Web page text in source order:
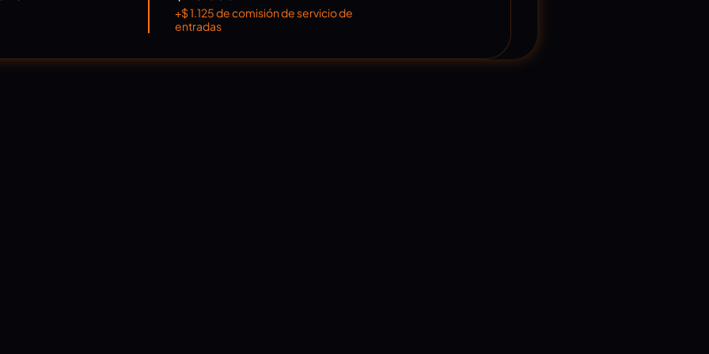
+$ 1.125 de comisión de servicio de
entradas